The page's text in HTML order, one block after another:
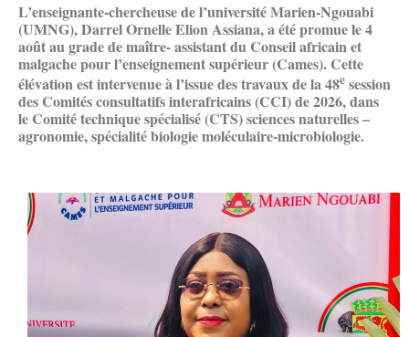
L’enseignante-chercheuse de l’université Marien-Ngouabi
(UMNG), Darrel Ornelle Elion Assiana, a été promue le 4
août au grade de maître- assistant du Conseil africain et
malgache pour l’enseignement supérieur (Cames). Cette
élévation est intervenue à l’issue des travaux de la 48e session
des Comités consultatifs interafricains (CCI) de 2026, dans
le Comité technique spécialisé (CTS) sciences naturelles –
agronomie, spécialité biologie moléculaire-microbiologie.